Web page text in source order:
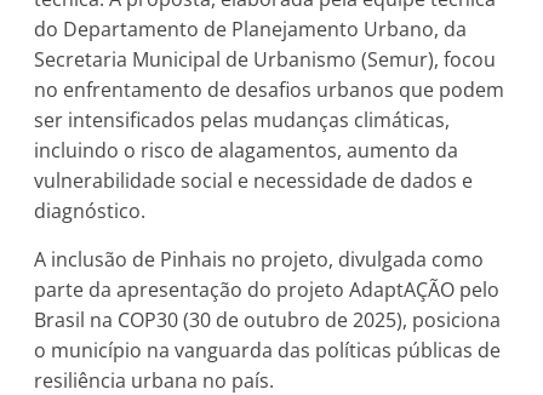
do Departamento de Planejamento Urbano, da
Secretaria Municipal de Urbanismo (Semur), focou
no enfrentamento de desafios urbanos que podem
ser intensificados pelas mudanças climáticas,
incluindo o risco de alagamentos, aumento da
vulnerabilidade social e necessidade de dados e
diagnóstico.
A inclusão de Pinhais no projeto, divulgada como
parte da apresentação do projeto AdaptAÇÃO pelo
Brasil na COP30 (30 de outubro de 2025), posiciona
o município na vanguarda das políticas públicas de
resiliência urbana no país.